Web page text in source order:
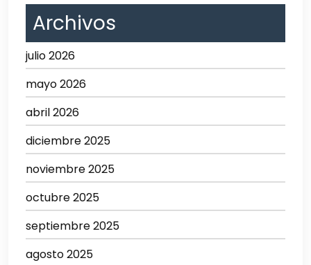
Archivos
julio 2026
mayo 2026
abril 2026
diciembre 2025
noviembre 2025
octubre 2025
septiembre 2025
agosto 2025